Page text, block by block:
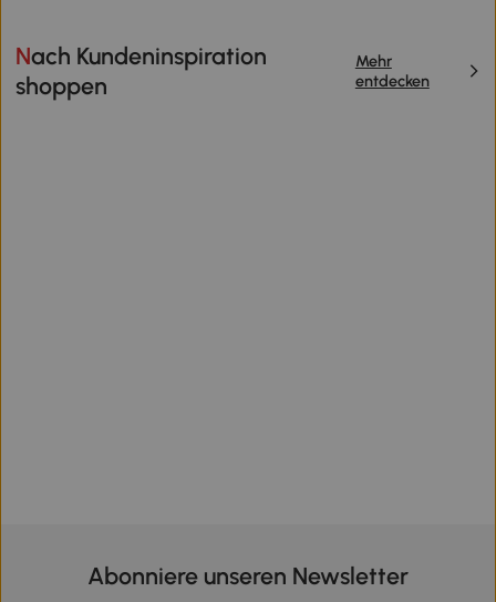
Nach Kundeninspiration
shoppen
Mehr
entdecken
Abonniere unseren Newsletter